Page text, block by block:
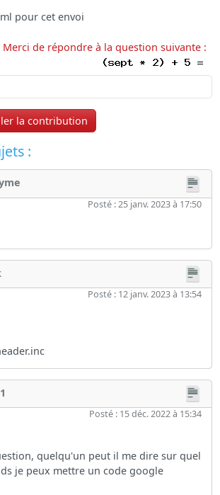
pour cet envoi
Merci de répondre à la question suivante :
la contribution
:
Posté : 25 janv. 2023 à 17:50
Posté : 12 janv. 2023 à 13:54
Posté : 15 déc. 2022 à 15:34
quelqu'un peut il me dire sur quel
je peux mettre un code google